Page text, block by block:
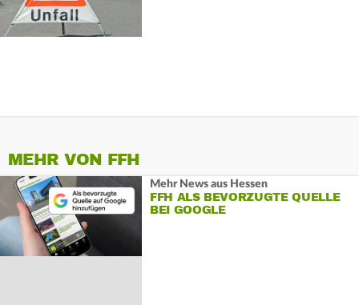
MEHR VON FFH
Mehr News aus Hessen
FFH ALS BEVORZUGTE QUELLE
BEI GOOGLE